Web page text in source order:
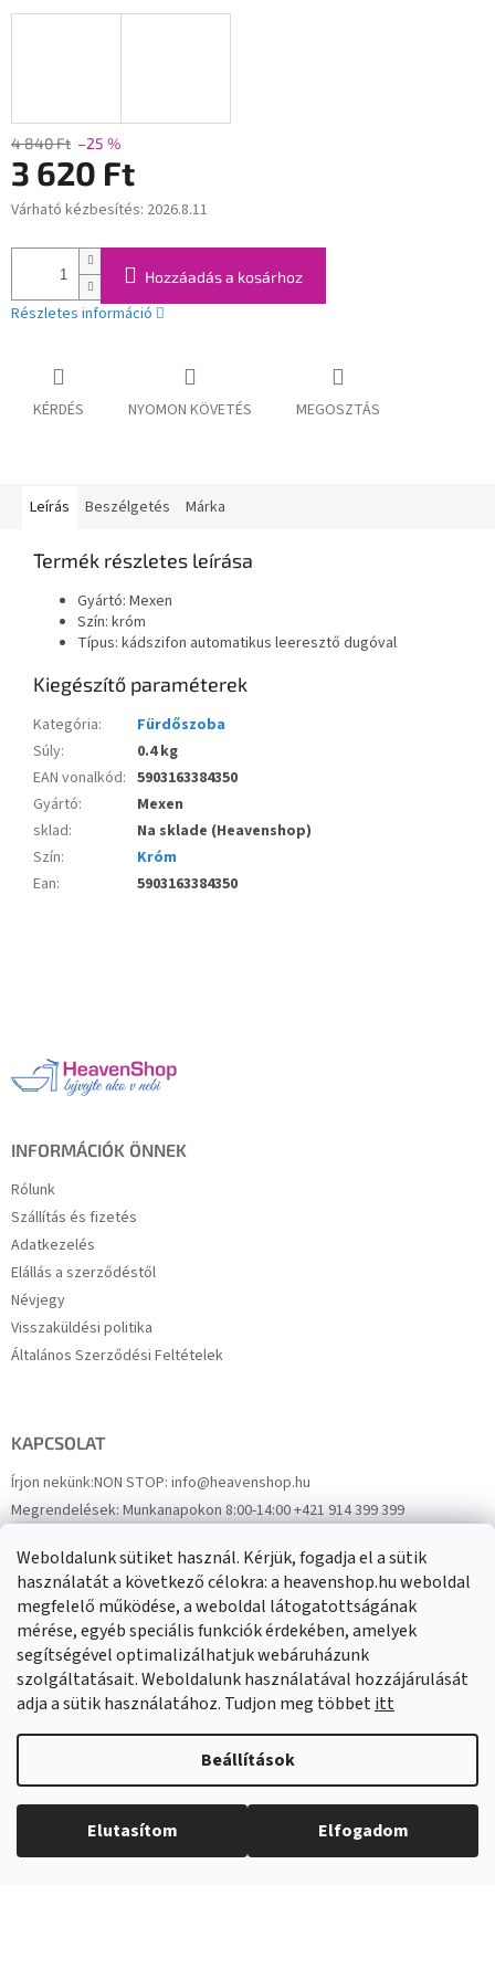
Weboldalunk sütiket használ. Kérjük, fogadja el a sütik
használatát a következő célokra: a heavenshop.hu weboldal
megfelelő működése, a weboldal látogatottságának
mérése, egyéb speciális funkciók érdekében, amelyek
segítségével optimalizálhatjuk webáruházunk
szolgáltatásait. Weboldalunk használatával hozzájárulását
adja a sütik használatához. Tudjon meg többetitt
Beállítások
Elutasítom Elfogadom
4 840 Ft –25 %
3 620 Ft
Egységár:
Várható kézbesítés: 2026.8.11
Hozzáadás a kosárhoz
Részletes információ
KÉRDÉS NYOMON KÖVETÉS MEGOSZTÁS
Leírás Beszélgetés Márka
Termék részletes leírása
Gyártó: Mexen
Szín: króm
Típus: kádszifon automatikus leeresztő dugóval
Kiegészítő paraméterek
Kategória:
Fürdőszoba
Súly:
0.4 kg
EAN vonalkód: 5903163384350
Gyártó:
Mexen
sklad:
Na sklade (Heavenshop)
Szín:
Króm
Ean: 5903163384350
INFORMÁCIÓK ÖNNEK
Rólunk
Szállítás és fizetés
Adatkezelés
Elállás a szerződéstől
Névjegy
Visszaküldési politika
Általános Szerződési Feltételek
KAPCSOLAT
Írjon nekünk:NON STOP: info@heavenshop.hu
Megrendelések:Munkanapokon 8:00-14:00 +421 914 399 399
FacebookHeavenShop.sk
Eredményeink